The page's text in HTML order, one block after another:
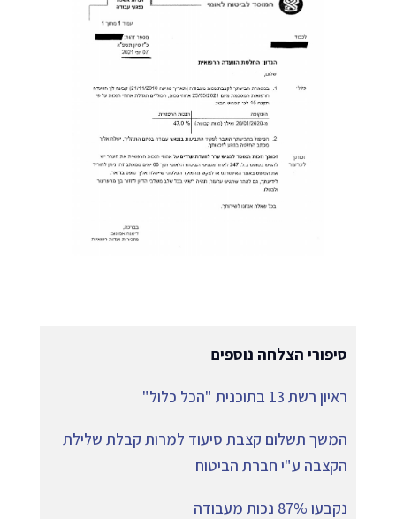
סיפורי הצלחה נוספים
ראיון רשת 13 בתוכנית "הכל כלול"
המשך תשלום קצבת סיעוד למרות קבלת שלילת
הקצבה ע"י חברת הביטוח
נקבעו 87% נכות מעבודה